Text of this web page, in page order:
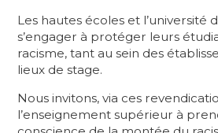
Les hautes écoles et l’université
s’engager à protéger leurs
racisme, tant au sein des
lieux de stage.
Nous invitons, via ces
l’enseignement supérieur à